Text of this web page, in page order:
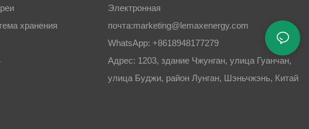
хранения
Электронная
почта:marketing@lemaxenergy.com
WhatsApp: +8618948177279
Адрес: 1203, здание Чжунган, улица Гуанчан,
улица Буджи, район Лунган, Шэньчжэнь, Китай